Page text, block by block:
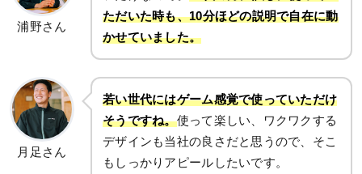
浦野さん
ただいた時も、10分ほどの説明で自在に動
かせていました。
月足さん
若い世代にはゲーム感覚で使っていただけ
そうですね。使って楽しい、ワクワクする
デザインも当社の良さだと思うので、そこ
もしっかりアピールしたいです。